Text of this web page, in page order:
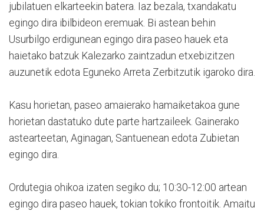
jubilatuen elkarteekin batera. Iaz bezala, txandakatu
egingo dira ibilbideon eremuak. Bi astean behin
Usurbilgo erdigunean egingo dira paseo hauek eta
haietako batzuk Kalezarko zaintzadun etxebizitzen
auzunetik edota Eguneko Arreta Zerbitzutik igaroko dira.
Kasu horietan, paseo amaierako hamaiketakoa gune
horietan dastatuko dute parte hartzaileek. Gainerako
astearteetan, Aginagan, Santuenean edota Zubietan
egingo dira.
Ordutegia ohikoa izaten segiko du; 10:30-12:00 artean
egingo dira paseo hauek, tokian tokiko frontoitik. Amaitu